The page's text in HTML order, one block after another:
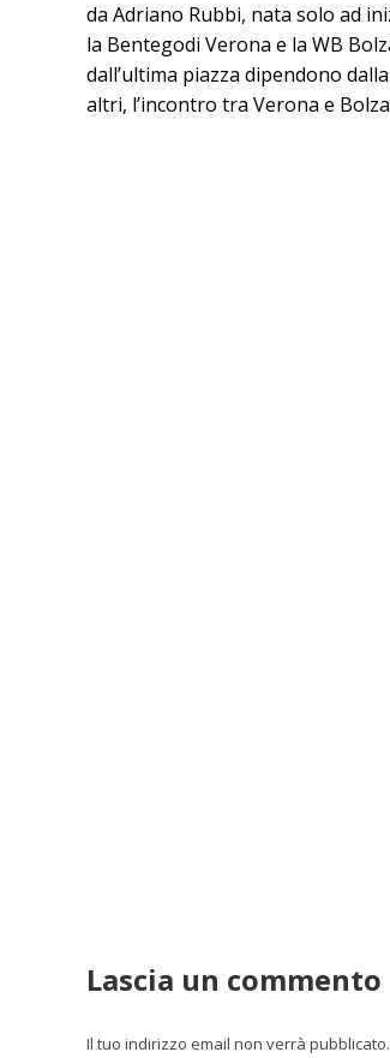
da Adriano Rubbi, nata solo ad
la Bentegodi Verona e la WB
dall’ultima piazza dipendono
altri, l’incontro tra Verona e
Lascia un commento
Il tuo indirizzo email non verrà